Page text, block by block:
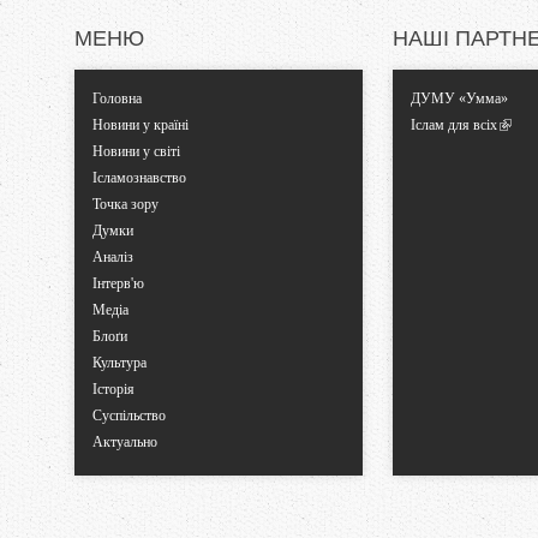
иМЕНЮ
Головна
Новини у країні
Новини у світі
Ісламознавство
Точка зору
Думки
Аналіз
Інтерв'ю
Медіа
Блоґи
Культура
Історія
Суспільство
Актуально
НАШІ
ДУМУ «Умма»
Іслам для всіх